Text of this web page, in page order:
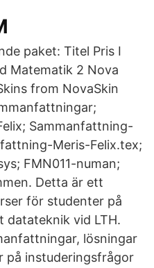
paket: Titel Pris I
Matematik 2 Nova
from NovaSkin
Sammanfattning-
Meris-Felix.tex;
FMN011-numan;
Detta är ett
för studenter på
datateknik vid LTH.
lösningar
på instuderingsfrågor